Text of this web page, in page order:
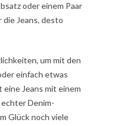
oder einem Paar
die Jeans, desto
um mit den
einfach etwas
Jeans mit einem
Denim-
Glück noch viele